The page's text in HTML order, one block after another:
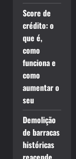
Score de
crédito: o
que é,
como
funciona e
como
aumentar o
seu
Demolição
de barracas
históricas